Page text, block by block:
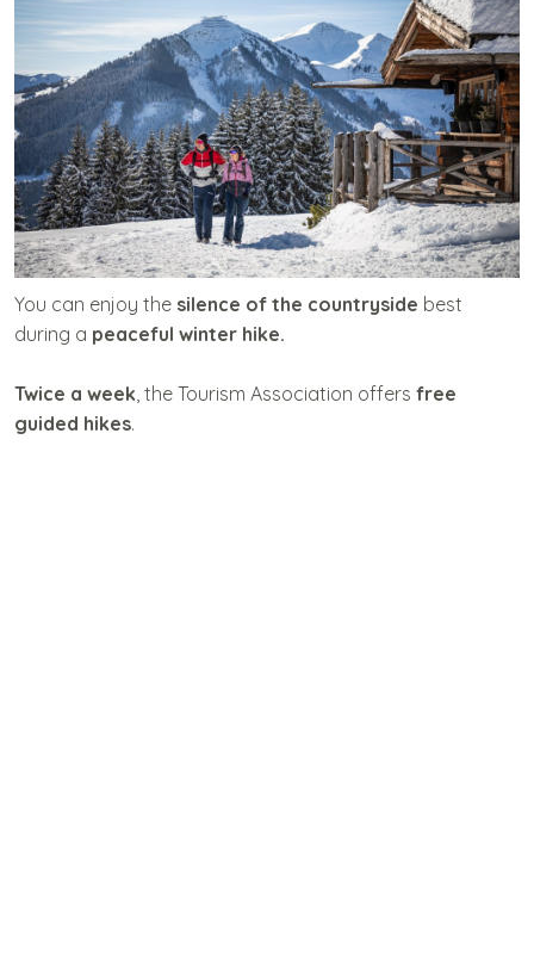
You can enjoy the silence of the countryside best
during a peaceful winter hike.
Twice a week, the Tourism Association offers free
guided hikes.